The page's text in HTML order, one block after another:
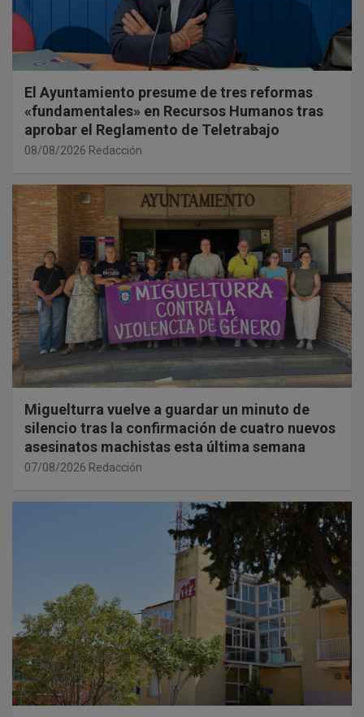
El Ayuntamiento presume de tres reformas
«fundamentales» en Recursos Humanos tras
aprobar el Reglamento de Teletrabajo
08/08/2026 Redacción
Miguelturra vuelve a guardar un minuto de
silencio tras la confirmación de cuatro nuevos
asesinatos machistas esta última semana
07/08/2026 Redacción